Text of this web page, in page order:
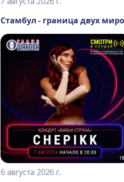
Стамбул - граница двух
6 августа 2026 г.